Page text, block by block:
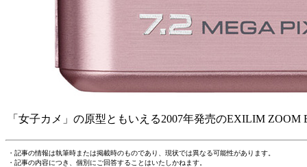
「女子カメ」の原型ともいえる2007年発売のEXILIM ZOOM
・記事の情報は執筆時または掲載時のものであり、現状では異なる可能性があります。
・記事の内容につき、個別にご回答することはいたしかねます。